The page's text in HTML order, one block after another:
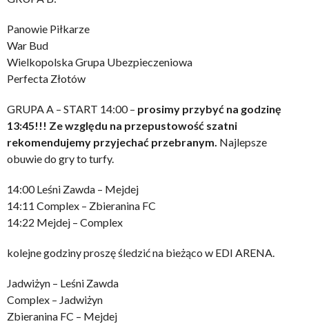
Panowie Piłkarze
War Bud
Wielkopolska Grupa Ubezpieczeniowa
Perfecta Złotów
GRUPA A – START 14:00 – prosimy przybyć na godzinę
13:45!!! Ze względu na przepustowość szatni
rekomendujemy przyjechać przebranym. Najlepsze
obuwie do gry to turfy.
14:00 Leśni Zawda – Mejdej
14:11 Complex – Zbieranina FC
14:22 Mejdej – Complex
kolejne godziny proszę śledzić na bieżąco w EDI ARENA.
Jadwiżyn – Leśni Zawda
Complex – Jadwiżyn
Zbieranina FC – Mejdej